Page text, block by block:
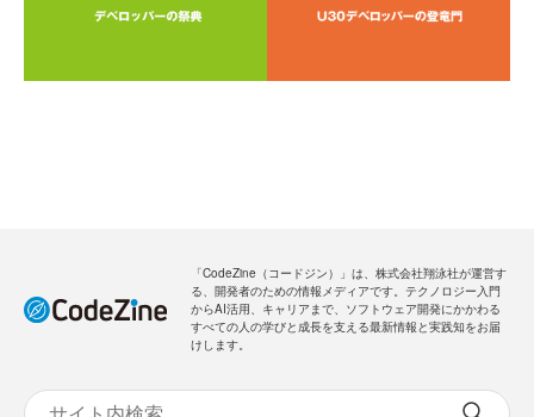
「CodeZine（コードジン）」は、株式会社翔泳社が運営す
る、開発者のための情報メディアです。テクノロジー入門
からAI活用、キャリアまで、ソフトウェア開発にかかわる
すべての人の学びと成長を支える最新情報と実践知をお届
けします。